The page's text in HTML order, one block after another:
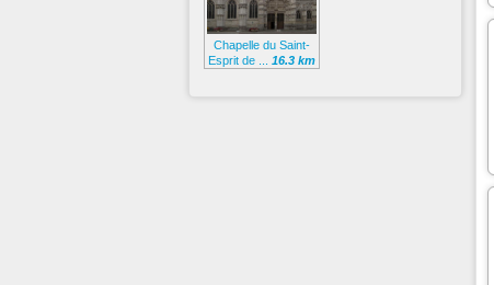
Chapelle du Saint-
Esprit de ... 16.3 km